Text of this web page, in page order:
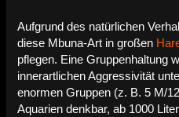
Aufgrund des natürlichen
diese Mbuna-Art in großen
pflegen. Eine Gruppenhaltung
innerartlichen Aggressivität
enormen Gruppen (z. B. 5 M/
Aquarien denkbar, ab 1000